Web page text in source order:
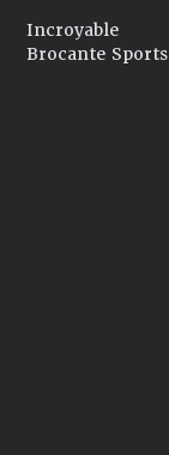
Incroyable
Brocante Sports